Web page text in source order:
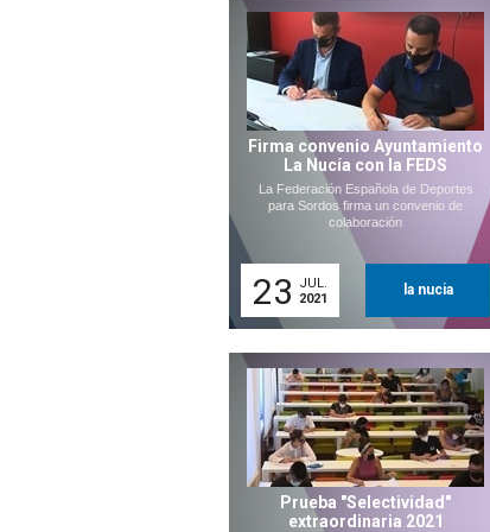
Firma convenio Ayuntamiento
La Nucía con la FEDS
La Federación Española de Deportes
para Sordos firma un convenio de
colaboración
23
JUL.
2021
la nucia
Prueba "Selectividad"
extraordinaria 2021